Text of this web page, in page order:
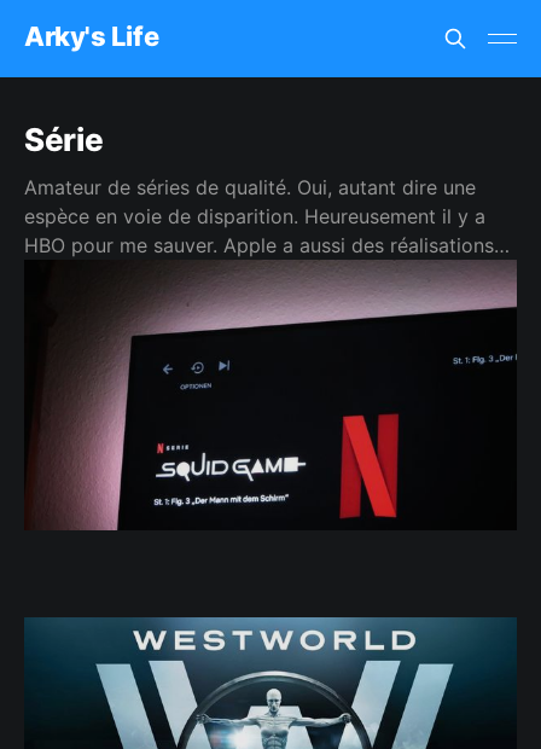
Arky's Life
Série
Amateur de séries de qualité. Oui, autant dire une
espèce en voie de disparition. Heureusement il y a
HBO pour me sauver. Apple a aussi des réalisations
de haut niveau mais n'est pas toujours au top
concernant les scénarios. Netflix c'est devenu le TF1
du streaming. Vous avez le droit d'aimer TF1, je ne
vous juge pas (hum, si, quand même un peu).